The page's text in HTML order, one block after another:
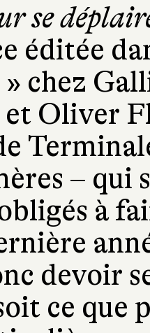
se
éditée
chez
Oliver
– qui
à
devoir
ce que